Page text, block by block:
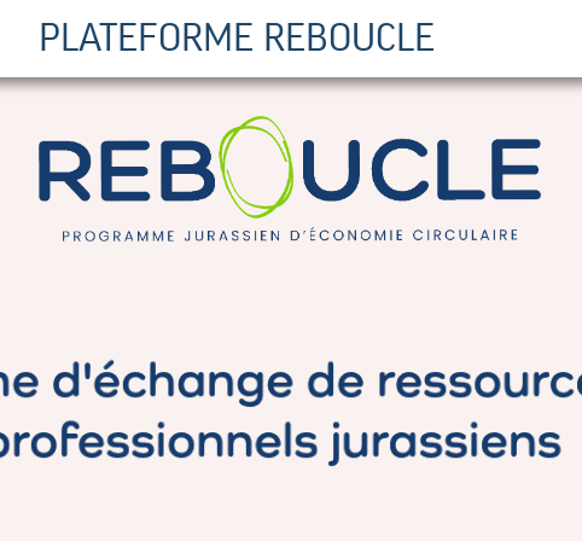
PLATEFORME REBOUCLE